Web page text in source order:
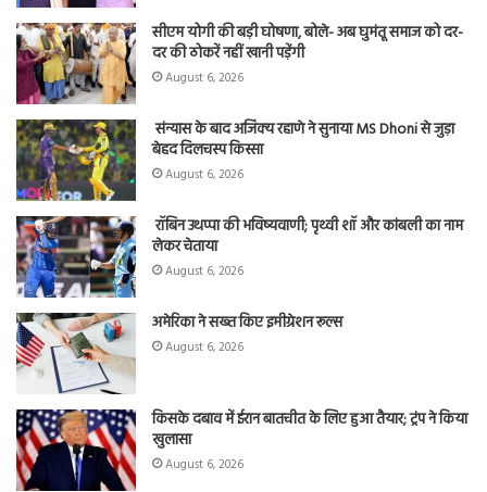
सीएम योगी की बड़ी घोषणा, बोले- अब घुमंतू समाज को दर-
दर की ठोकरें नहीं खानी पड़ेंगी
August 6, 2026
संन्यास के बाद अजिंक्‍य रहाणे ने सुनाया MS Dhoni से जुड़ा
बेहद दिलचस्प किस्सा
August 6, 2026
रॉबिन उथप्पा की भविष्यवाणी; पृथ्वी शॉ और कांबली का नाम
लेकर चेताया
August 6, 2026
अमेरिका ने सख्त किए इमीग्रेशन रूल्स
August 6, 2026
किसके दबाव में ईरान बातचीत के लिए हुआ तैयार; ट्रंप ने किया
खुलासा
August 6, 2026